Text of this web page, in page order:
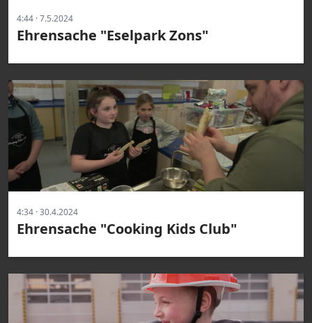
4:44 · 7.5.2024
Ehrensache "Eselpark Zons"
4:34 · 30.4.2024
Ehrensache "Cooking Kids Club"